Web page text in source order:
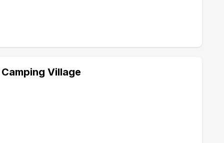
Village